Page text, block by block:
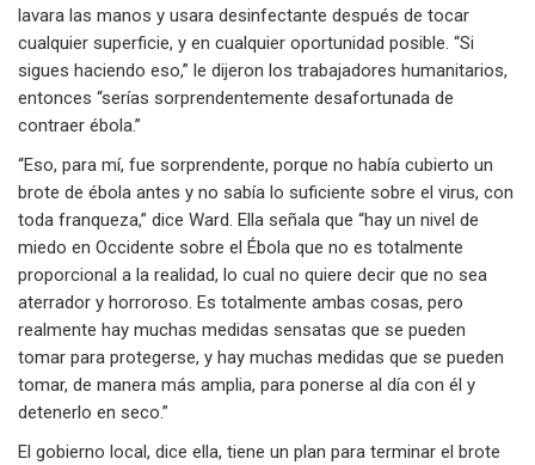
lavara las manos y usara desinfectante después de tocar
cualquier superficie, y en cualquier oportunidad posible. “Si
sigues haciendo eso,” le dijeron los trabajadores humanitarios,
entonces “serías sorprendentemente desafortunada de
contraer ébola.”
“Eso, para mí, fue sorprendente, porque no había cubierto un
brote de ébola antes y no sabía lo suficiente sobre el virus, con
toda franqueza,” dice Ward. Ella señala que “hay un nivel de
miedo en Occidente sobre el Ébola que no es totalmente
proporcional a la realidad, lo cual no quiere decir que no sea
aterrador y horroroso. Es totalmente ambas cosas, pero
realmente hay muchas medidas sensatas que se pueden
tomar para protegerse, y hay muchas medidas que se pueden
tomar, de manera más amplia, para ponerse al día con él y
detenerlo en seco.”
El gobierno local, dice ella, tiene un plan para terminar el brote